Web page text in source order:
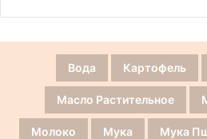
Вода Картофель
Масло Растительное
Молоко Мука Мука